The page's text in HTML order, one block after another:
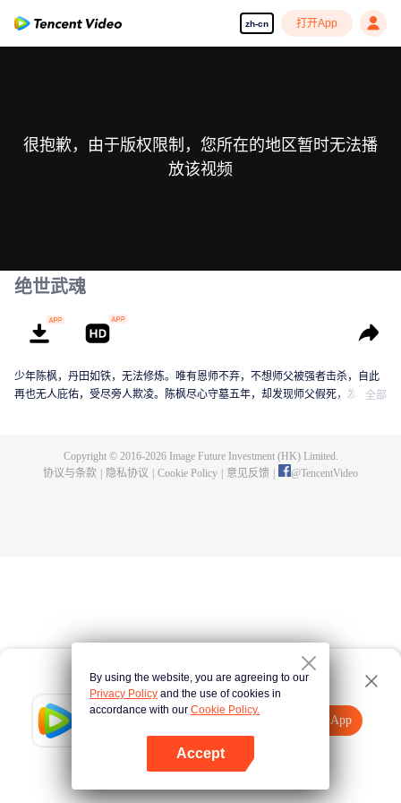
zh-cn 打开App
Tencent Video
打开App
点击此处
很抱歉，由于版权限制，您所在的地区暂时无法播
放该视频
绝世武魂
少年陈枫，丹田如铁，无法修炼。唯有恩师不弃，不想师父被强者击杀，自此
再也无人庇佑，受尽旁人欺凌。陈枫尽心守墓五年，却发现师父假死，发现师
全部
Copyright © 2016-2026Image Future Investment (HK) Limited.
协议与条款
隐私协议 Cookie Policy 意见反馈 @TencentVideo
By using the website, you are agreeing to our
Privacy Policy and the use of cookies in
accordance with our Cookie Policy.
Accept